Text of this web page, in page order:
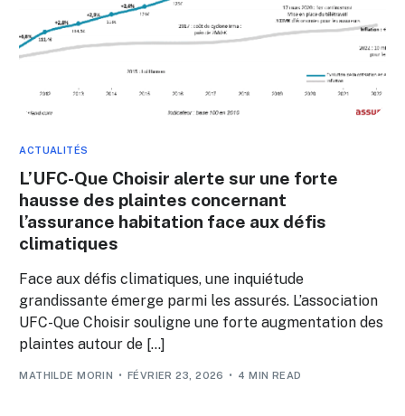
ACTUALITÉS
L’UFC-Que Choisir alerte sur une forte
hausse des plaintes concernant
l’assurance habitation face aux défis
climatiques
Face aux défis climatiques, une inquiétude
grandissante émerge parmi les assurés. L’association
UFC-Que Choisir souligne une forte augmentation des
plaintes autour de […]
MATHILDE MORIN FÉVRIER 23, 2026 4 MIN READ